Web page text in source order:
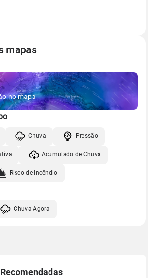
mapas
no mapa
Chuva Pressão
Acumulado de Chuva
Risco de Incêndio
Chuva Agora